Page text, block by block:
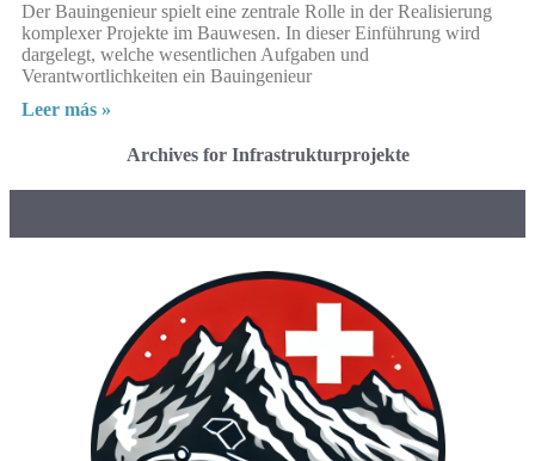
Der Bauingenieur spielt eine zentrale Rolle in der Realisierung
komplexer Projekte im Bauwesen. In dieser Einführung wird
dargelegt, welche wesentlichen Aufgaben und
Verantwortlichkeiten ein Bauingenieur
Leer más »
Archives for Infrastrukturprojekte